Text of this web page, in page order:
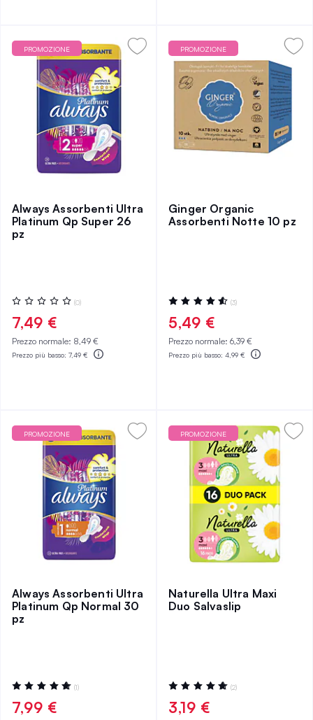
PROMOZIONE
Always Assorbenti Ultra
Platinum Qp Super 26
pz
Valutazione:
0%
(0)
7,49 €
Prezzo normale: 8,49 €
Prezzo più basso: 7,49 €
PROMOZIONE
Ginger Organic
Assorbenti Notte 10 pz
Valutazione:
93%
(3)
5,49 €
Prezzo normale: 6,39 €
Prezzo più basso: 4,99 €
PROMOZIONE
Always Assorbenti Ultra
Platinum Qp Normal 30
pz
Valutazione:
100%
(1)
7,99 €
PROMOZIONE
Naturella Ultra Maxi
Duo Salvaslip
Valutazione:
100%
(2)
3,19 €